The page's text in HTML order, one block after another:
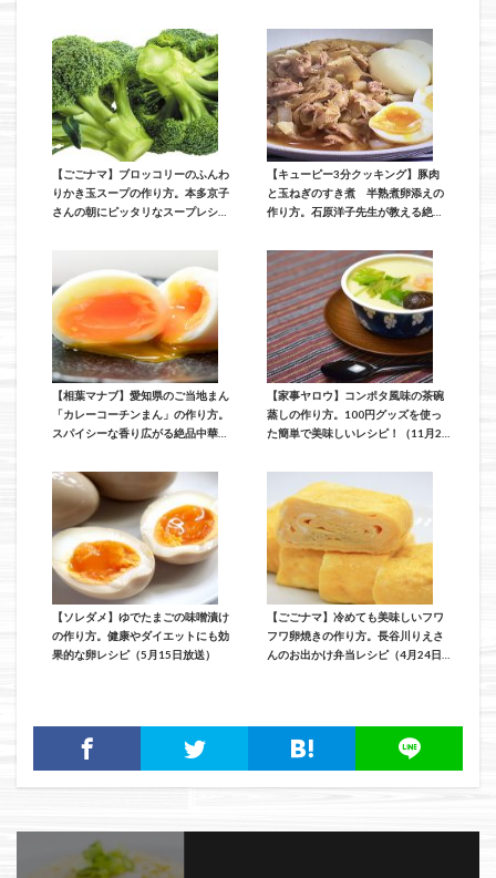
【ごごナマ】ブロッコリーのふんわ
りかき玉スープの作り方。本多京子
さんの朝にピッタリなスープレシピ
【キューピー3分クッキング】豚肉
と玉ねぎのすき煮 半熟煮卵添えの
作り方。石原洋子先生が教える絶品
【相葉マナブ】愛知県のご当地まん
「カレーコーチンまん」の作り方。
スパイシーな香り広がる絶品中華ま
【家事ヤロウ】コンポタ風味の茶碗
蒸しの作り方。100円グッズを使っ
た簡単で美味しいレシピ！（11月27
【ソレダメ】ゆでたまごの味噌漬け
の作り方。健康やダイエットにも効
果的な卵レシピ（5月15日放送）
【ごごナマ】冷めても美味しいフワ
フワ卵焼きの作り方。長谷川りえさ
んのお出かけ弁当レシピ（4月24日